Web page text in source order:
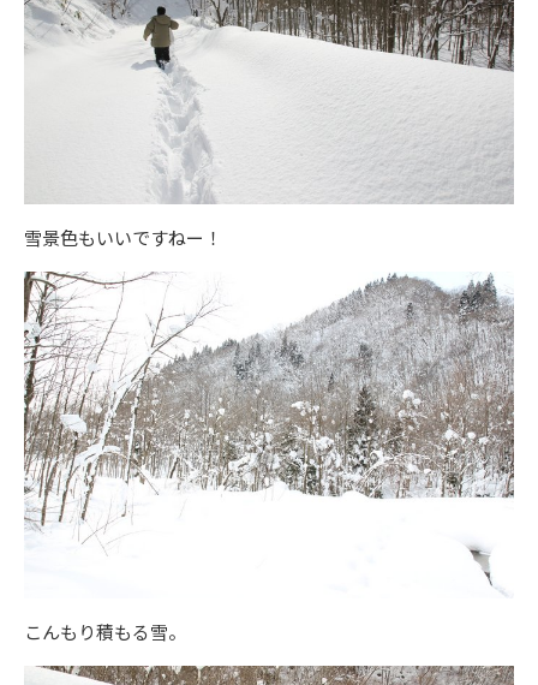
雪景色もいいですねー！
こんもり積もる雪。